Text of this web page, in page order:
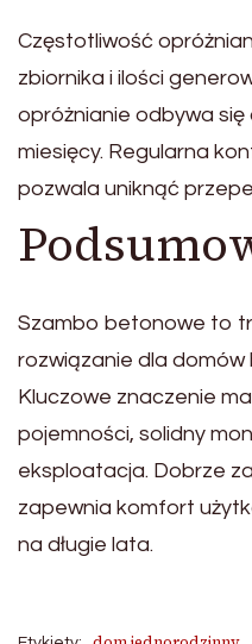
Częstotliwość
zbiornika i ilości
opróżnianie odbywa się
miesięcy. Regularna
pozwala uniknąć
Szambo betonowe to
rozwiązanie dla
Kluczowe znaczenie
pojemności, solidny
eksploatacja. Dobrze
zapewnia komfort
na długie lata.